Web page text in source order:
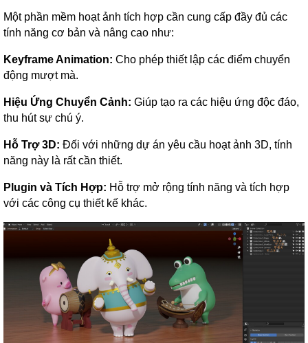
Một phần mềm hoạt ảnh tích hợp cần cung cấp đầy đủ các
tính năng cơ bản và nâng cao như:
Keyframe Animation: Cho phép thiết lập các điểm chuyển
động mượt mà.
Hiệu Ứng Chuyển Cảnh: Giúp tạo ra các hiệu ứng độc đáo,
thu hút sự chú ý.
Hỗ Trợ 3D: Đối với những dự án yêu cầu hoạt ảnh 3D, tính
năng này là rất cần thiết.
Plugin và Tích Hợp: Hỗ trợ mở rộng tính năng và tích hợp
với các công cụ thiết kế khác.